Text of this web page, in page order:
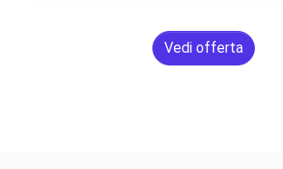
Vedi offerta